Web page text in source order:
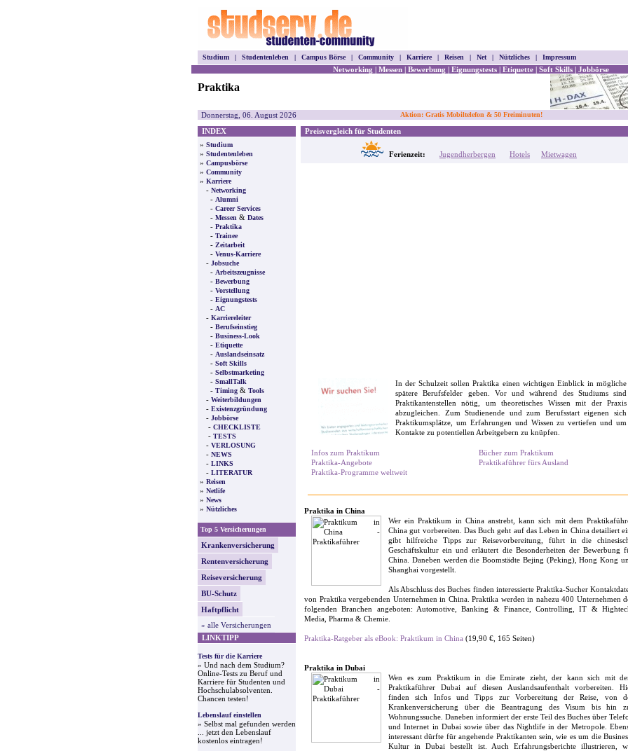
Studium | Studentenleben | Campus Börse | Community | Karriere | Reisen | Net | Nützliches | Impressum
Networking | Messen | Bewerbung | Eignungstests | Etiquette | Soft Skills | Jobbörse
Praktika
Donnerstag, 06. August 2026 Aktion: Gratis Mobiltelefon & 50 Freiminuten!
INDEX
» Studium
» Studentenleben
» Campusbörse
» Community
» Karriere
- Networking
- Alumni
- Career Services
- Messen & Dates
- Praktika
- Trainee
- Zeitarbeit
- Venus-Karriere
- Jobsuche
- Arbeitszeugnisse
- Bewerbung
- Vorstellung
- Eignungstests
- AC
- Karriereleiter
- Berufseinstieg
- Business-Look
- Etiquette
- Auslandseinsatz
- Soft Skills
- Selbstmarketing
- SmallTalk
- Timing & Tools
- Weiterbildungen
- Existenzgründung
- Jobbörse
- CHECKLISTE
- TESTS
- VERLOSUNG
- NEWS
- LINKS
- LITERATUR
» Reisen
» Netlife
» News
» Nützliches
Top 5 Versicherungen
Krankenversicherung
Rentenversicherung
Reiseversicherung
BU-Schutz
Haftpflicht
» alle Versicherungen
LINKTIPP
Tests für die Karriere
» Und nach dem Studium?
Online-Tests zu Beruf und
Karriere für Studenten und
Hochschulabsolventen.
Chancen testen!
Lebenslauf einstellen
» Selbst mal gefunden werden
... jetzt den Lebenslauf
kostenlos eintragen!
Preisvergleich für Studenten
Ferienzeit: Jugendherbergen Hotels Mietwagen
In der Schulzeit sollen Praktika einen wichtigen Einblick in mögliche
spätere Berufsfelder geben. Vor und während des Studiums sind
Praktikantenstellen nötig, um theoretisches Wissen mit der Praxis
abzugleichen. Zum Studienende und zum Berufsstart eigenen sich
Praktikumsplätze, um Erfahrungen und Wissen zu vertiefen und um
Kontakte zu potentiellen Arbeitgebern zu knüpfen.
Infos zum Praktikum
Praktika-Angebote
Praktika-Programme weltweit
Bücher zum Praktikum
Praktikaführer fürs Ausland
Praktika in China
Wer ein Praktikum in China anstrebt, kann sich mit dem
China gut vorbereiten. Das Buch geht auf das Leben in China detailiert
gibt hilfreiche Tipps zur Reisevorbereitung, führt in die
Geschäftskultur ein und erläutert die Besonderheiten der Bewerbung
China. Daneben werden die Boomstädte Bejing (Peking), Hong Kong
Shanghai vorgestellt.
Als Abschluss des Buches finden interessierte Praktika-Sucher
von Praktika vergebenden Unternehmen in China. Praktika werden in nahezu 400 Unternehmen
folgenden Branchen angeboten: Automotive, Banking & Finance, Controlling, IT &
Media, Pharma & Chemie.
Praktika-Ratgeber als eBook: Praktikum in China (19,90 €, 165 Seiten)
Praktika in Dubai
Wen es zum Praktikum in die Emirate zieht, der kann sich mit
Praktikaführer Dubai auf diesen Auslandsaufenthalt vorbereiten.
finden sich Infos und Tipps zur Vorbereitung der Reise, von
Krankenversicherung über die Beantragung des Visum bis hin
Wohnungssuche. Daneben informiert der erste Teil des Buches über
und Internet in Dubai sowie über das Nightlife in der Metropole.
interessant dürfte für angehende Praktikanten sein, wie es um die
Kultur in Dubai bestellt ist. Auch Erfahrungsberichte illustrieren,